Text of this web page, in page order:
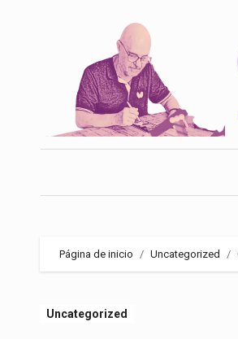
Página de inicio Uncategorized
Uncategorized